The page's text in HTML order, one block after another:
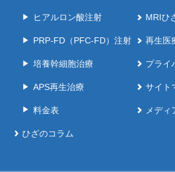
ヒアルロン酸注射
PRP-FD（PFC-FD）注射
培養幹細胞治療
APS再生治療
料金表
ひざのコラム
MRIひ
再生医
プライ
サイト
メディ